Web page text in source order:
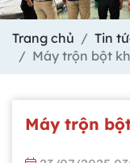
Trang chủ
Tin
Máy trộn bột
Máy trộn